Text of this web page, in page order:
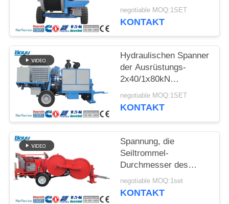
Spannungs-2x70kN
langlebig
negotiable MOQ:1SET
KONTAKT
Hydraulischen Spanner
der Ausrüstungs-
2x40/1x80kN
aufreihend, fugen Sie
Zahl 2x5
negotiable MOQ:1SET
KONTAKT
Spannung, die
Seiltrommel-
Durchmesser des
Ausrüstungs-
hydraulischen
negotiable MOQ:1set
KONTAKT